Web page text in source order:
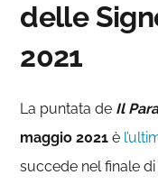
delle
2021
La puntata de Il
maggio 2021 è
succede nel finale